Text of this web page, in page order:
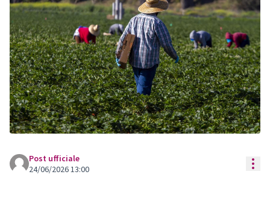
Post ufficiale
24/06/2026 13:00